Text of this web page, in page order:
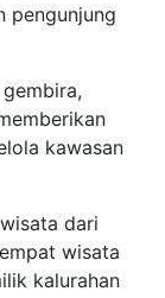
pengunjung
kawasan
dari
wisata
kalurahan